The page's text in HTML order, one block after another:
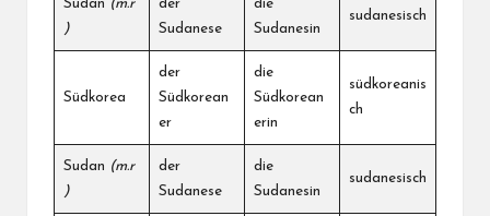
Sudan (m.r
)
der
Sudanese
die
Sudanesin
sudanesisch
Südkorea
der
Südkorean
er
die
Südkorean
erin
südkoreanis
ch
Sudan (m.r
)
der
Sudanese
die
Sudanesin
sudanesisch